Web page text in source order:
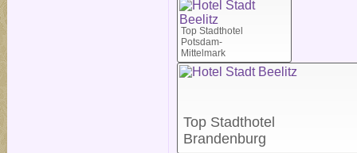
Top Stadthotel
Potsdam-
Mittelmark
Top Stadthotel
Brandenburg